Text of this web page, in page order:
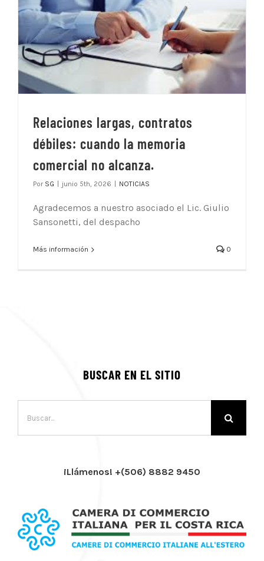
Relaciones largas, contratos
débiles: cuando la memoria
comercial no alcanza.
Por SG junio 5th, 2026 NOTICIAS
Agradecemos a nuestro asociado el Lic. Giulio
Sansonetti, del despacho
Más información 0
BUSCAR EN EL SITIO
¡Llámenos! +(506) 8882 9450